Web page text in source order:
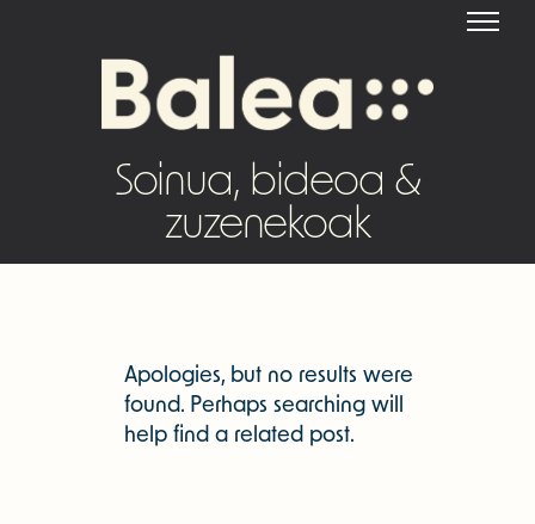
Soinua, bideoa &
zuzenekoak
Apologies, but no results were
found. Perhaps searching will
help find a related post.